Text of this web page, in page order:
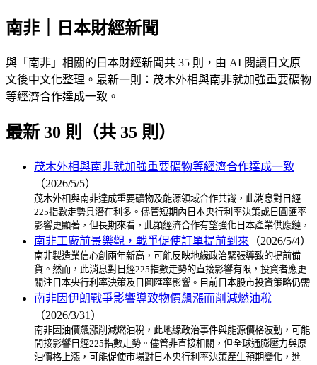
南非｜日本財經新聞
與「南非」相關的日本財經新聞共 35 則，由 AI 閱讀日文原
文後中文化整理。最新一則：茂木外相與南非就加強重要礦物
等經濟合作達成一致。
最新 30 則（共 35 則）
茂木外相與南非就加強重要礦物等經濟合作達成一致
（2026/5/5）
茂木外相與南非達成重要礦物及能源領域合作共識，此消息對日經
225指數走勢具潛在利多。儘管短期內日本央行利率決策或日圓匯率
影響更顯著，但長期來看，此類經濟合作有望強化日本產業供應鏈，
南非工廠前景樂觀，戰爭促使訂單提前到來 （2026/5/4）
南非製造業信心創兩年新高，可能反映地緣政治緊張導致的提前備
貨。然而，此消息對日經225指數走勢的直接影響有限，投資者應更
關注日本央行利率決策及日圓匯率影響。目前日本股市投資策略仍需
南非因伊朗戰爭影響導致物價飆漲而削減燃油稅
（2026/3/31）
南非因油價飆漲削減燃油稅，此地緣政治事件與能源價格波動，可能
間接影響日經225指數走勢。儘管非直接相關，但全球通膨壓力與原
油價格上漲，可能促使市場對日本央行利率決策產生預期變化，進